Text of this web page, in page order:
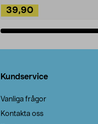
39,90
Kundservice
Vanliga frågor
Kontakta oss